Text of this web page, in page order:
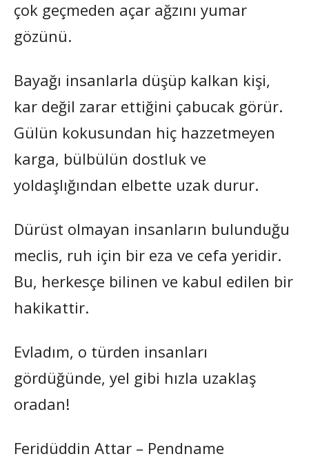
çok geçmeden açar ağzını yumar
gözünü.
Bayağı insanlarla düşüp kalkan kişi,
kar değil zarar ettiğini çabucak görür.
Gülün kokusundan hiç hazzetmeyen
karga, bülbülün dostluk ve
yoldaşlığından elbette uzak durur.
Dürüst olmayan insanların bulunduğu
meclis, ruh için bir eza ve cefa yeridir.
Bu, herkesçe bilinen ve kabul edilen bir
hakikattir.
Evladım, o türden insanları
gördüğünde, yel gibi hızla uzaklaş
oradan!
Feridüddin Attar – Pendname